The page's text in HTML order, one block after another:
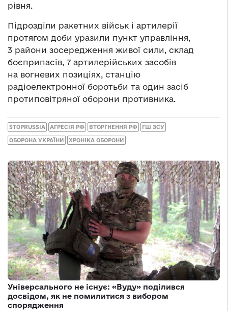
рівня.
Підрозділи ракетних військ і артилерії
протягом доби уразили пункт управління,
3 райони зосередження живої сили, склад
боєприпасів, 7 артилерійських засобів
на вогневих позиціях, станцію
радіоелектронної боротьби та один засіб
протиповітряної оборони противника.
STOPRUSSIA АГРЕСІЯ РФ ВТОРГНЕННЯ РФ ГШ ЗСУ
ОБОРОНА УКРАЇНИ ХРОНІКА ОБОРОНИ
Універсального не існує: «Вуду» поділився
досвідом, як не помилитися з вибором
спорядження